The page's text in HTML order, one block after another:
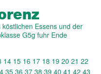
Essens und der
G5g fuhr Ende
14 15 16 17 18 19 20 21 22
35 36 37 38 39 40 41 42 43